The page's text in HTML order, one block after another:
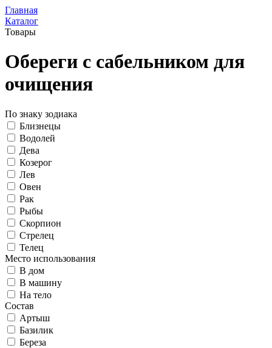
Главная
Каталог
Товары
Обереги с сабельником для
очищения
По знаку зодиака
Близнецы
Водолей
Дева
Козерог
Лев
Овен
Рак
Рыбы
Скорпион
Стрелец
Телец
Место использования
В дом
В машину
На тело
Состав
Артыш
Базилик
Береза